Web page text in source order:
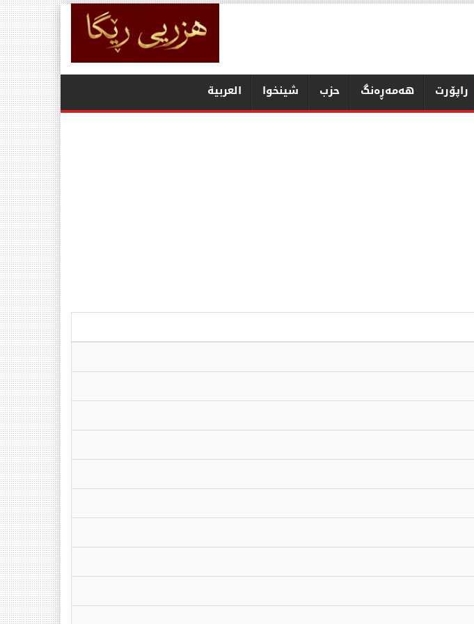
راپۆرت هەمەڕەنگ حزب شينخوا العربیة